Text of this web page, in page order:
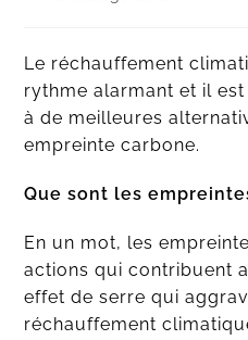
Le réchauffement
rythme alarmant et il
à de meilleures
empreinte carbone.
Que sont les
En un mot, les
actions qui contribuent
effet de serre qui
réchauffement